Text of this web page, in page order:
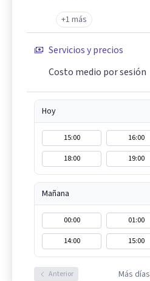
+1 más
Servicios y precios
Costo medio por sesión
Hoy
15:00 16:00
18:00
19:00
Mañana
00:00 01:00
14:00
15:00
Anterior Más días